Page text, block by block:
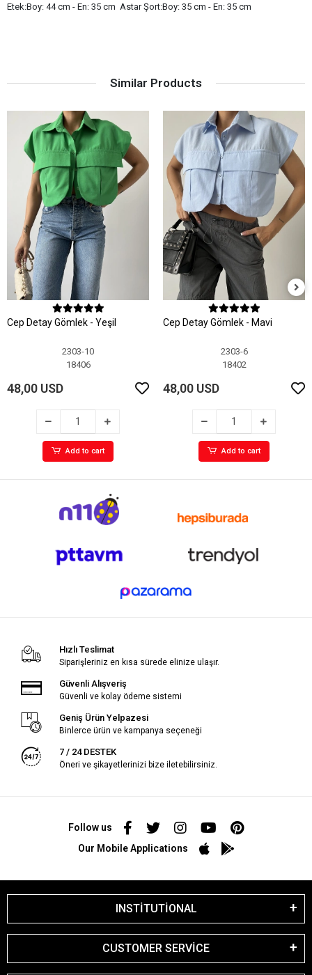
Etek:Boy: 44 cm - En: 35 cm Astar Şort:Boy: 35 cm - En: 35 cm
Similar Products
Cep Detay Gömlek - Yeşil
2303-10
18406
48,00 USD
Add to cart
Cep Detay Gömlek - Mavi
2303-6
18402
48,00 USD
Add to cart
Hızlı Teslimat
Siparişleriniz en kısa sürede elinize ulaşır.
Güvenli Alışveriş
Güvenli ve kolay ödeme sistemi
Geniş Ürün Yelpazesi
Binlerce ürün ve kampanya seçeneği
7 / 24 DESTEK
Öneri ve şikayetlerinizi bize iletebilirsiniz.
Follow us
Our Mobile Applications
INSTİTUTİONAL
CUSTOMER SERVİCE